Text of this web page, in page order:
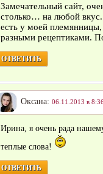
Замечательный сайт,
столько… на любой
есть у моей
разными рецептиками.
ОТВЕТИТЬ
Оксана: 06.11.2013 в
Ирина, я очень рада
теплые слова!
ОТВЕТИТЬ